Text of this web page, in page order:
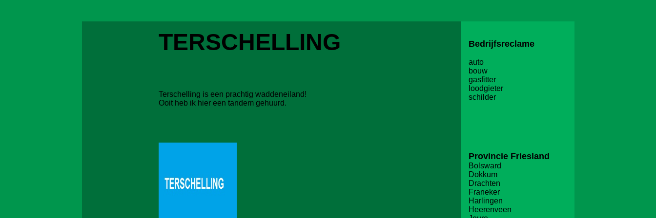
TERSCHELLING
Terschelling is een prachtig waddeneiland!
Ooit heb ik hier een tandem gehuurd.
Bedrijfsreclame
auto
bouw
gasfitter
loodgieter
schilder
Provincie Friesland
Bolsward
Dokkum
Drachten
Franeker
Harlingen
Heerenveen